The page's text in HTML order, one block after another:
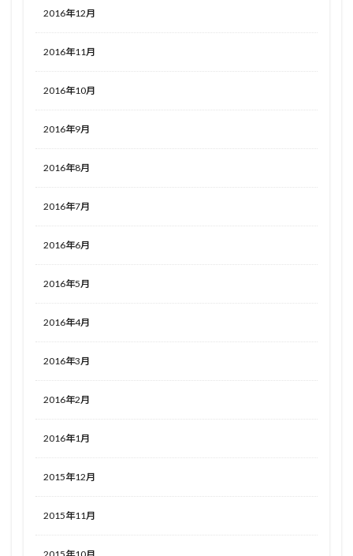
2016年12月
2016年11月
2016年10月
2016年9月
2016年8月
2016年7月
2016年6月
2016年5月
2016年4月
2016年3月
2016年2月
2016年1月
2015年12月
2015年11月